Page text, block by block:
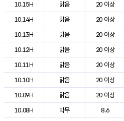
10.15H
맑음 20 이상
10.14H
맑음 20 이상
10.13H
맑음 20 이상
10.12H
맑음 20 이상
10.11H
맑음 20 이상
10.10H
맑음 20 이상
10.09H
맑음 20 이상
10.08H
박무 8.6